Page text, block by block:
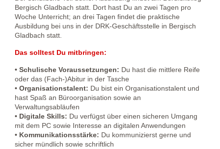
Bergisch Gladbach statt. Dort hast Du an zwei Tagen pro
Woche Unterricht; an drei Tagen findet die praktische
Ausbildung bei uns in der DRK-Geschäftsstelle in Bergisch
Gladbach statt.
Das solltest Du mitbringen:
• Schulische Voraussetzungen: Du hast die mittlere Reife
oder das (Fach-)Abitur in der Tasche
• Organisationstalent: Du bist ein Organisationstalent und
hast Spaß an Büroorganisation sowie an
Verwaltungsabläufen
• Digitale Skills: Du verfügst über einen sicheren Umgang
mit dem PC sowie Interesse an digitalen Anwendungen
• Kommunikationsstärke: Du kommunizierst gerne und
sicher mündlich sowie schriftlich